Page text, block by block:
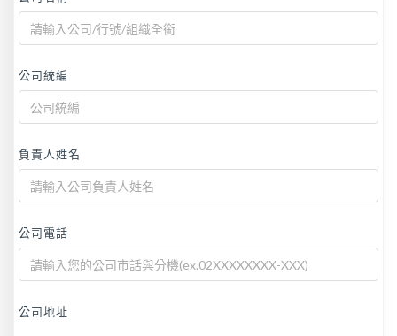
公司統編
負責人姓名
公司電話
公司地址